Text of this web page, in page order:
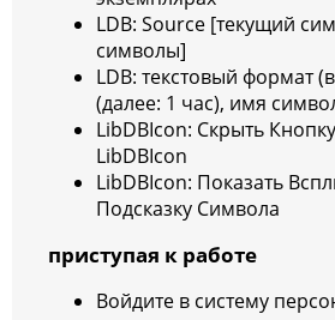
LDB: Source [текущий
символы]
LDB: текстовый формат
(далее: 1 час), имя
LibDBIcon: Скрыть
LibDBIcon
LibDBIcon: Показать
Подсказку Символа
приступая к работе
Войдите в систему